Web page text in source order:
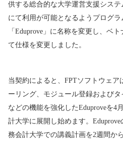
供する総合的な大学運営支援シス
にて利用が可能となるようプログラ
「 Eduprove 」に名称を変更し、ベ
て仕様を変更しました。
当契約によると、 FPTソフトウェア
ーリング、モジュール登録および
などの機能を強化したEduproveを4月
計大学に展開し始めます。 Eduprove
務会計大学での講義計画を2週間から